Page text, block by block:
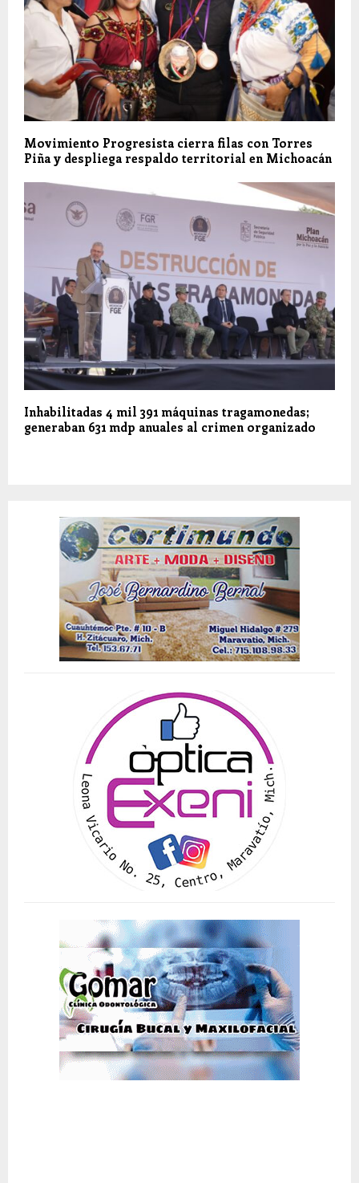
Movimiento Progresista cierra filas con Torres
Piña y despliega respaldo territorial en Michoacán
Inhabilitadas 4 mil 391 máquinas tragamonedas;
generaban 631 mdp anuales al crimen organizado